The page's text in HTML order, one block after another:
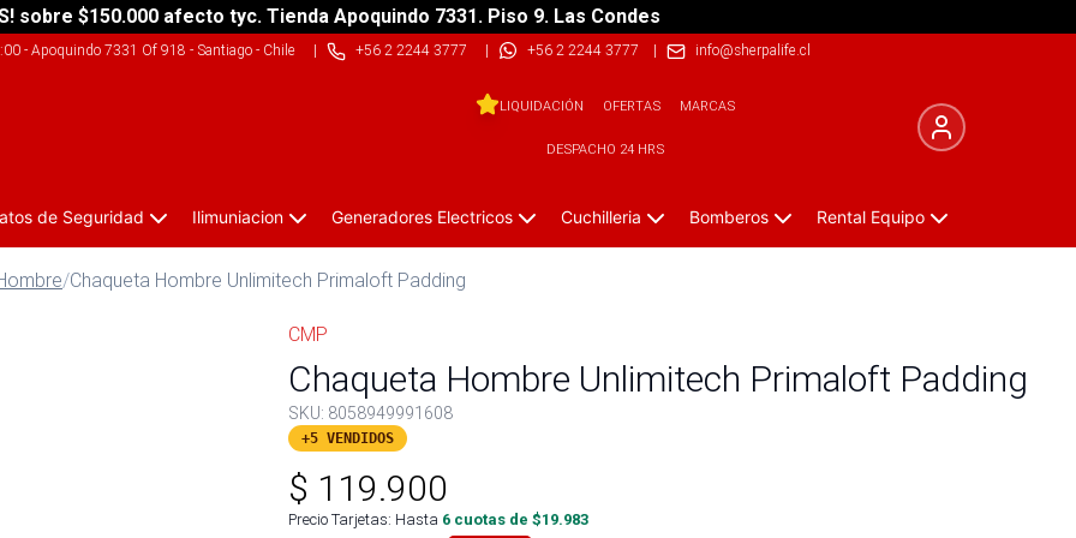
sobre $150.000 afecto tyc. Tienda Apoquindo 7331. Piso 9. Las Condes
- Apoquindo 7331 Of 918 - Santiago - Chile| +56 2 2244 3777 | +56 2 2244 3777 | info@sherpalife.cl
LIQUIDACIÓN OFERTAS MARCAS
DESPACHO 24 HRS
de Seguridad Ilimuniacion Generadores Electricos Cuchilleria Bomberos Rental Equipo
/Chaqueta Hombre Unlimitech Primaloft Padding
CMP
Chaqueta Hombre Unlimitech Primaloft Padding
SKU: 8058949991608
+5 VENDIDOS
$ 119.900
Precio Tarjetas: Hasta 6 cuotas de $19.983